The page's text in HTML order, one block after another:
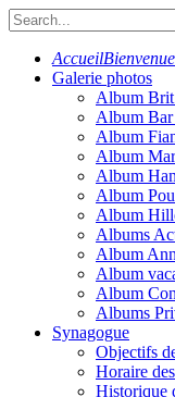
Accueil
Galerie photos
Album
Album
Album
Album
Album
Album
Album
Albums
Album
Album
Album
Albums
Synagogue
Objectifs
Horaire
Historique